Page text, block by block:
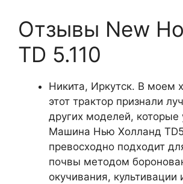
Отзывы New
TD 5.110
Никита, Иркутск. В моем
этот трактор признали
других моделей, которые
Машина Нью Холланд
превосходно подходит
почвы методом
окучивания, культивации